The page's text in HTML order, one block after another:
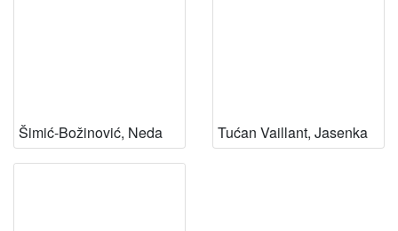
Šimić-Božinović, Neda Tućan Vaillant, Jasenka